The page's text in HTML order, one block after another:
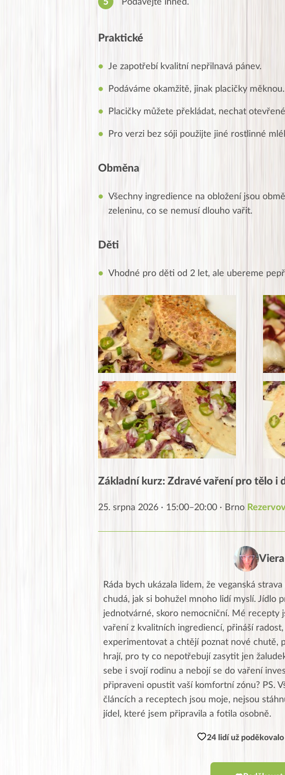
Podávejte ihned.
Praktické
Je zapotřebí kvalitní nepřilnavá pánev.
Podáváme okamžitě, jinak placičky měknou.
Placičky můžete překládat, nechat
Pro verzi bez sóji použijte jiné rostlinné
Obměna
Všechny ingredience na obložení jsou
zeleninu, co se nemusí dlouho vařit.
Děti
Vhodné pro děti od 2 let, ale ubereme pepř
Základní kurz: Zdravé vaření pro tělo i
25. srpna 2026 · 15:00–20:00 · Brno
Viera
Ráda bych ukázala lidem, že veganská
chudá, jak si bohužel mnoho lidí myslí. Jídlo
jednotvárné, skoro nemocniční. Mé recepty
vaření z kvalitních ingrediencí, přináší
experimentovat a chtějí poznat nové chutě,
hrají, pro ty co nepotřebují zasytit jen
sebe i svojí rodinu a nebojí se do vaření
připraveni opustit vaší komfortní zónu? PS.
článcích a receptech jsou moje, nejsou
jídel, které jsem připravila a fotila osobně.
24 lidí už poděkovalo